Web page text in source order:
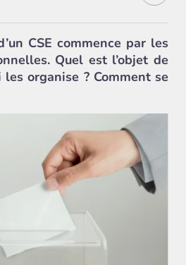
CSE commence par les
Quel est l’objet de
organise ? Comment se